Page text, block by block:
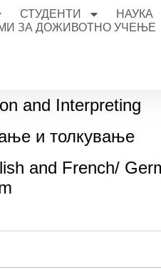
СТУДЕНТИ НАУКА
ЗА ДОЖИВОТНО УЧЕЊЕ
and Interpreting
и толкување
and French/